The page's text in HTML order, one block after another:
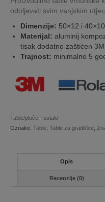
odoljevati svim vanjskim
Dimenzije: 50×12 i 40×10
Materijal: aluminij
tisak dodatno zaštićen
Trajnost: minimalno 5
Table/ploče - ostalo
Oznake: Table Table za gradilište
Opis
Recenzije (0)